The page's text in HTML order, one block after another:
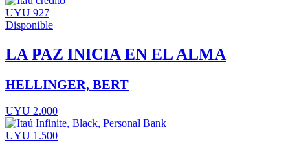
UYU 927
Disponible
LA PAZ INICIA EN EL ALMA
HELLINGER, BERT
UYU 2.000
UYU 1.500